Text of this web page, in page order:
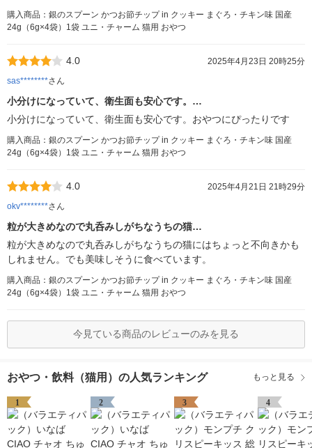
購入商品：銀のスプーン かつお節チップ in クッキー まぐろ・チキン味 国産
24g（6g×4袋）1袋 ユニ・チャーム 猫用 おやつ
4.0
2025年4月23日 20時25分
sas********さん
小分けになっていて、衛生面も安心です。…
小分けになっていて、衛生面も安心です。おやつにぴったりです
購入商品：銀のスプーン かつお節チップ in クッキー まぐろ・チキン味 国産
24g（6g×4袋）1袋 ユニ・チャーム 猫用 おやつ
4.0
2025年4月21日 21時29分
okv********さん
粒が大きめなので丸呑みしがちなうちの猫…
粒が大きめなので丸呑みしがちなうちの猫にはちょっと不向きかも
しれません。でも美味しそうに食べています。
購入商品：銀のスプーン かつお節チップ in クッキー まぐろ・チキン味 国産
24g（6g×4袋）1袋 ユニ・チャーム 猫用 おやつ
今見ている商品のレビューのみを見る
おやつ・飲料（猫用）の人気ランキング もっと見る
1 2 3 4